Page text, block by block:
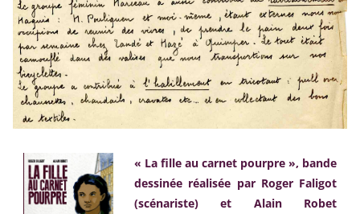
« La fille au carnet pourpre », bande
dessinée réalisée par Roger Faligot
(scénariste) et Alain Robet